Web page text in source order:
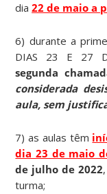
dia 22 de maio a
6) durante a
DIAS 23 E 27
segunda
considerada
aula, sem
7) as aulas têm
dia 23 de maio
de julho de 2022
turma;